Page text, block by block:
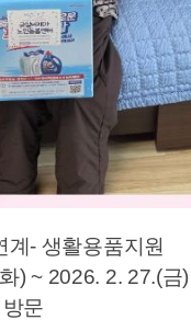
- 생활용품지원
) ~ 2026. 2. 27.(금)
문